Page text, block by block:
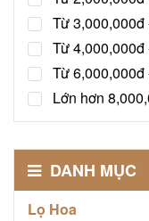
Từ
Từ
Từ
Lớn hơn
DANH MỤC
Lọ Hoa